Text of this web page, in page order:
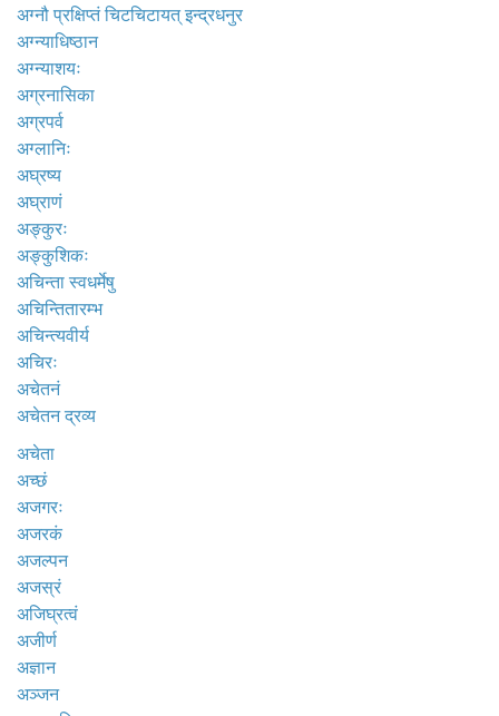
अग्नौ प्रक्षिप्तं चिटचिटायत् इन्द्रधनुर
अग्न्याधिष्ठान
अग्न्याशयः
अग्रनासिका
अग्रपर्व
अग्लानिः
अघ्रष्य
अघ्राणं
अङ्कुरः
अङ्कुशिकः
अचिन्ता स्वधर्मेषु
अचिन्तितारम्भ
अचिन्त्यवीर्य
अचिरः
अचेतनं
अचेतन द्रव्य
अचेता
अच्छं
अजगरः
अजरकं
अजल्पन
अजस्रं
अजिघ्रत्वं
अजीर्ण
अज्ञान
अञ्जन